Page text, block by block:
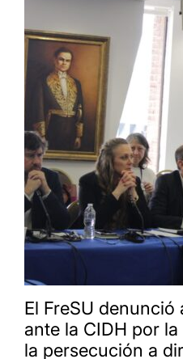
El FreSU
ante la CIDH por
la persecución a